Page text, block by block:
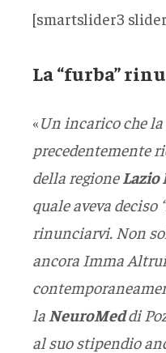
[smartslider3
La “furba”
«Un incarico che la
precedentemente
della regioneLazio
quale aveva deciso
rinunciarvi. Non
ancora Imma
la NeuroMeddi
al suo stipendio